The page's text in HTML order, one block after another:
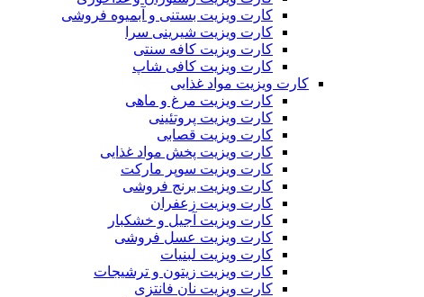
کارت ویزیت بستنی و آبمیوه فروشی
کارت ویزیت شیرینی سرا
کارت ویزیت کافه سنتی
کارت ویزیت کافی شاپ
کارت ویزیت مواد غذایی
کارت ویزیت مرغ و ماهی
کارت ویزیت پروتئینی
کارت ویزیت قصابی
کارت ویزیت پخش مواد غذایی
کارت ویزیت سوپر مارکت
کارت ویزیت برنج فروشی
کارت ویزیت زعفران
کارت ویزیت آجیل و خشکبار
کارت ویزیت عسل فروشی
کارت ویزیت لبنیات
کارت ویزیت زیتون و ترشیجات
کارت ویزیت نان فانتزی